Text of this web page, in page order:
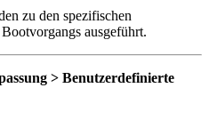
zu den spezifischen
ausgeführt.
> Benutzerdefinierte